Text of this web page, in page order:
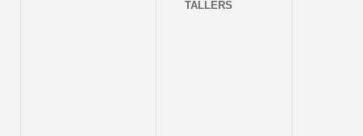
TALLERS